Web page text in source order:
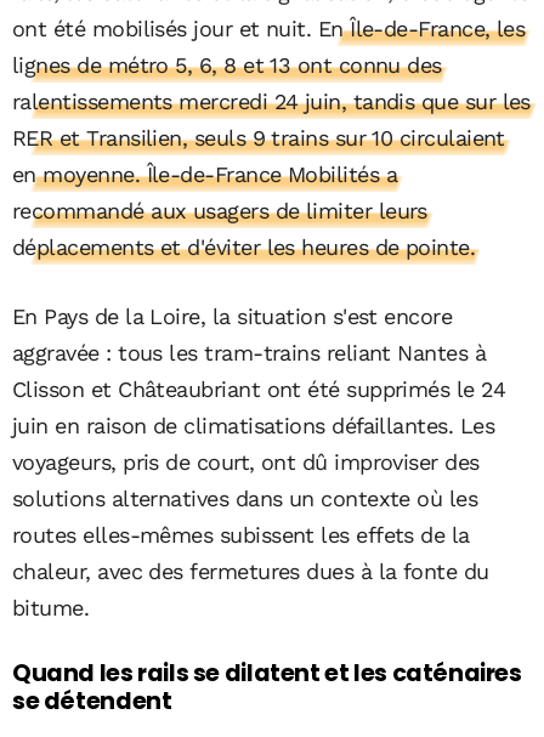
ont été mobilisés jour et nuit. En Île-de-France, les
lignes de métro 5, 6, 8 et 13 ont connu des
ralentissements mercredi 24 juin, tandis que sur les
RER et Transilien, seuls 9 trains sur 10 circulaient
en moyenne. Île-de-France Mobilités a
recommandé aux usagers de limiter leurs
déplacements et d'éviter les heures de pointe.
En Pays de la Loire, la situation s'est encore
aggravée : tous les tram-trains reliant Nantes à
Clisson et Châteaubriant ont été supprimés le 24
juin en raison de climatisations défaillantes. Les
voyageurs, pris de court, ont dû improviser des
solutions alternatives dans un contexte où les
routes elles-mêmes subissent les effets de la
chaleur, avec des fermetures dues à la fonte du
bitume.
Quand les rails se dilatent et les caténaires
se détendent